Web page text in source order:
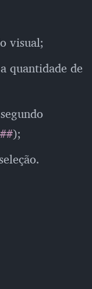
visual;
quantidade de
##);